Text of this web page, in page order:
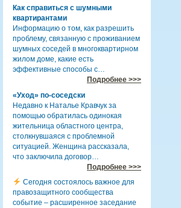
Как справиться с шумными
квартирантами
Информацию о том, как разрешить
проблему, связанную с проживанием
шумных соседей в многоквартирном
жилом доме, какие есть
эффективные способы с…
Подробнее >>>
«Уход» по-соседски
Недавно к Наталье Кравчук за
помощью обратилась одинокая
жительница областного центра,
столкнувшаяся с проблемной
ситуацией. Женщина рассказала,
что заключила договор…
Подробнее >>>
Сегодня состоялось важное для
правозащитного сообщества
событие – расширенное заседание